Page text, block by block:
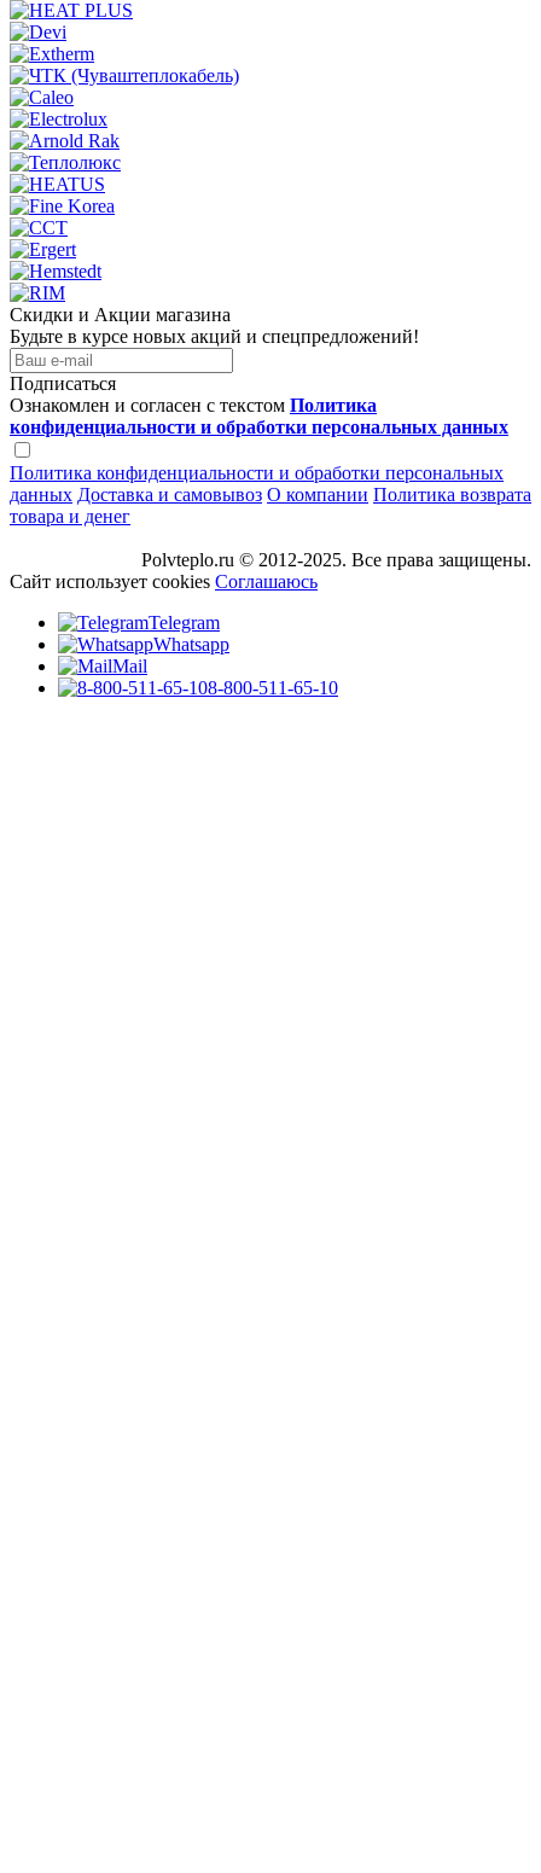
Скидки и Акции магазина
Будьте в курсе новых акций и спецпредложений!
Подписаться
Ознакомлен и согласен с текстом Политика
конфиденциальности и обработки персональных данных
Политика конфиденциальности и обработки персональных
данных Доставка и самовывоз О компании Политика возврата
товара и денег
Polvteplo.ru © 2012-2025. Все права защищены.
Сайт использует cookies Соглашаюсь
Telegram
Whatsapp
Mail
8-800-511-65-10